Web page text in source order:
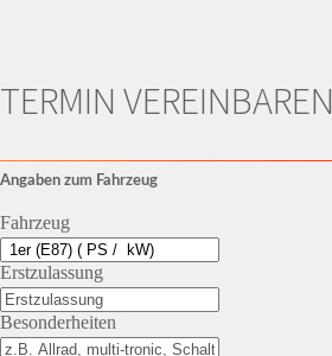
TERMIN VEREINBAREN
Angaben zum Fahrzeug
Fahrzeug
Erstzulassung
Besonderheiten